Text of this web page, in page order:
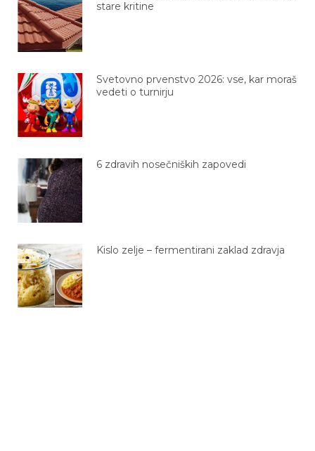
stare kritine
Svetovno prvenstvo 2026: vse, kar moraš
vedeti o turnirju
6 zdravih nosečniških zapovedi
Kislo zelje – fermentirani zaklad zdravja